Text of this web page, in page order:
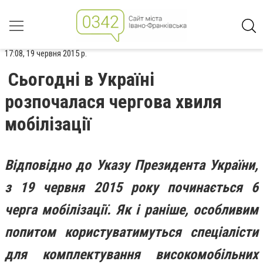
17:08, 19 червня 2015 р.
Сьогодні в Україні
розпочалася чергова хвиля
мобілізації
Відповідно до Указу Президента України,
з 19 червня 2015 року починається 6
черга мобілізації. Як і раніше, особливим
попитом користуватимуться спеціалісти
для комплектування високомобільних